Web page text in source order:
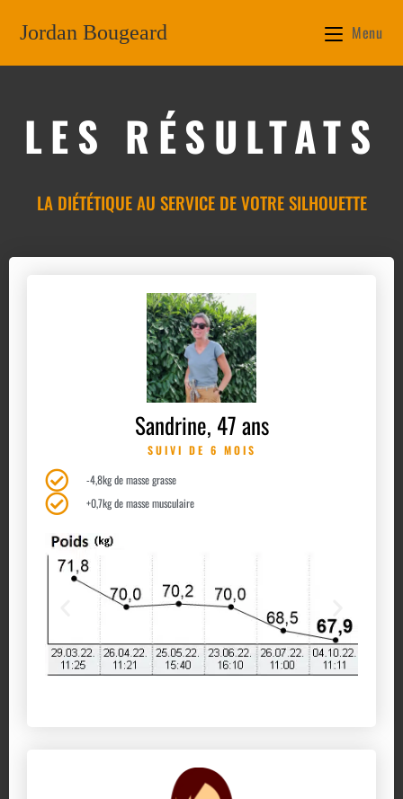
Jordan Bougeard Menu
LES RÉSULTATS
LA DIÉTÉTIQUE AU SERVICE DE VOTRE SILHOUETTE
Sandrine, 47 ans
SUIVI DE 6 MOIS
-4,8kg de masse grasse
+0,7kg de masse musculaire